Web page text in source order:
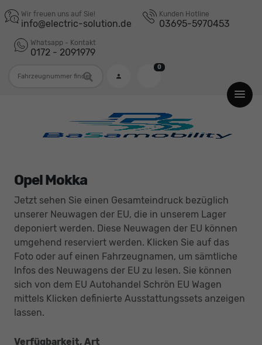
Wir freuen uns auf Sie!
info@electric-solution.de
Kunden Hotline
03695-5970453
Whatsapp - Kontakt
0172 - 2091979
0
Opel Mokka
Jetzt sehen Sie einen Gesamteindruck bezüglich
unserer Neuwagen der EU, die in unserem Lager
deponiert werden. Diese Neuwagen der EU können
umgehend reserviert werden. Klicken Sie auf das
Foto oder auf einen Fahrzeugnamen, um sämtliche
Infos des Neuwagens der EU zu lesen. Sie können
sich von dem EU Autohandel Schrön EU Wagen
mittels Klicken definierte Ausstattungssets anzeigen
lassen.
Verfügbarkeit, Art